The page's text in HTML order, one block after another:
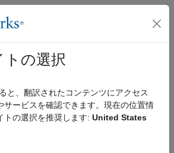
ス ナビゲーション メ
ーム
Hardware
interface
external mode to exchange data between
and hardware
Pane:
トの選択
と、翻訳されたコンテンツにアクセス
サービスを確認できます。現在の位置情
トの選択を推奨します: United States